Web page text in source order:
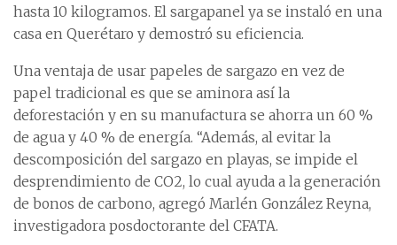
hasta 10 kilogramos. El sargapanel ya se instaló en una
casa en Querétaro y demostró su eficiencia.
Una ventaja de usar papeles de sargazo en vez de
papel tradicional es que se aminora así la
deforestación y en su manufactura se ahorra un 60 %
de agua y 40 % de energía. “Además, al evitar la
descomposición del sargazo en playas, se impide el
desprendimiento de CO2, lo cual ayuda a la generación
de bonos de carbono, agregó Marlén González Reyna,
investigadora posdoctorante del CFATA.